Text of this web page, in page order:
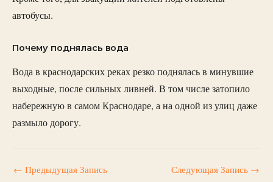
автобусы.
Почему поднялась вода
Вода в краснодарских реках резко поднялась в минувшие
выходные, после сильных ливней. В том числе затопило
набережную в самом Краснодаре, а на одной из улиц даже
размыло дорогу.
← Предыдущая Запись Следующая Запись →